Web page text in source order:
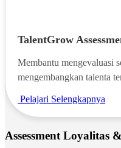
TalentGrow
Membantu mengevaluasi
mengembangkan talenta
Pelajari Selengkapnya
Assessment Loyalitas